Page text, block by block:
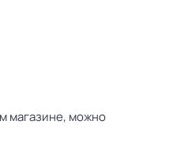
магазине, можно